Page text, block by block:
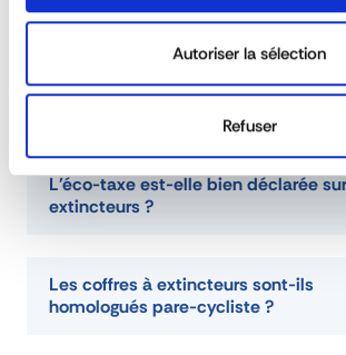
Autoriser la sélection
Refuser
TÉLÉCHARGER INFO COMMERCIALE
DEMANDE DE DEVIS
Les extincteurs sont-ils conformes
L'éco-taxe est-elle bien déclarée
extincteurs ?
Les coffres à extincteurs sont-ils
homologués pare-cycliste ?